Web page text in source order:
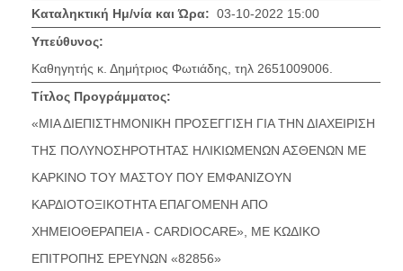
Καταληκτική Ημ/νία και Ώρα: 03-10-2022 15:00
Υπεύθυνος:
Καθηγητής κ. Δημήτριος Φωτιάδης, τηλ 2651009006.
Τίτλος Προγράμματος:
«ΜΙΑ ΔΙΕΠΙΣΤΗΜΟΝΙΚΗ ΠΡΟΣΕΓΓΙΣΗ ΓΙΑ ΤΗΝ ΔΙΑΧΕΙΡΙΣΗ
ΤΗΣ ΠΟΛΥΝΟΣΗΡΟΤΗΤΑΣ ΗΛΙΚΙΩΜΕΝΩΝ ΑΣΘΕΝΩΝ ΜΕ
ΚΑΡΚΙΝΟ ΤΟΥ ΜΑΣΤΟΥ ΠΟΥ ΕΜΦΑΝΙΖΟΥΝ
ΚΑΡΔΙΟΤΟΞΙΚΟΤΗΤΑ ΕΠΑΓΟΜΕΝΗ ΑΠΟ
ΧΗΜΕΙΟΘΕΡΑΠΕΙΑ - CARDIOCARE», ΜΕ ΚΩΔΙΚΟ
ΕΠΙΤΡΟΠΗΣ ΕΡΕΥΝΩΝ «82856»